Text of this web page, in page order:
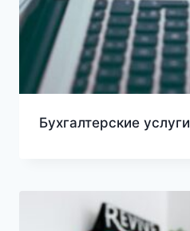
Бухгалтерские услуги